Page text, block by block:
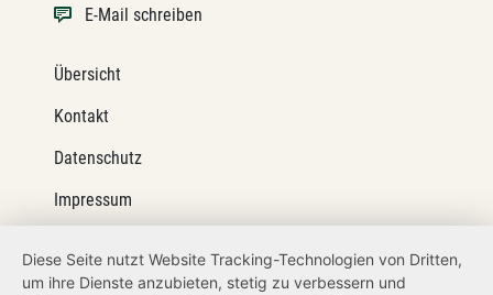
E-Mail schreiben
Übersicht
Kontakt
Datenschutz
Impressum
Netiquette
Diese Seite nutzt Website Tracking-Technologien von Dritten,
um ihre Dienste anzubieten, stetig zu verbessern und